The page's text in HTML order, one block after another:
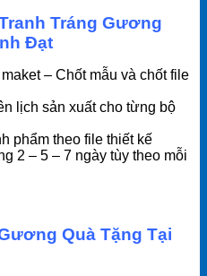
Tráng Gương
Đạt
– Chốt mẫu và chốt file
lịch sản xuất cho từng bộ
phẩm theo file thiết kế
2 – 5 – 7 ngày tùy theo mỗi
Quà Tặng Tại